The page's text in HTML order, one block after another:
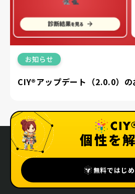
お知らせ
CIY®アップデート（2.0.0）の
個性を
無料ではじめ